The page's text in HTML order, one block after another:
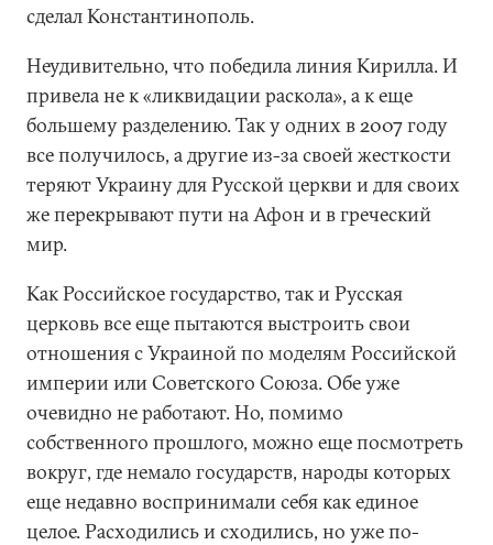
сделал Константинополь.
Неудивительно, что победила линия Кирилла. И
привела не к «ликвидации раскола», а к еще
большему разделению. Так у одних в 2007 году
все получилось, а другие из-за своей жесткости
теряют Украину для Русской церкви и для своих
же перекрывают пути на Афон и в греческий
мир.
Как Российское государство, так и Русская
церковь все еще пытаются выстроить свои
отношения с Украиной по моделям Российской
империи или Советского Союза. Обе уже
очевидно не работают. Но, помимо
собственного прошлого, можно еще посмотреть
вокруг, где немало государств, народы которых
еще недавно воспринимали себя как единое
целое. Расходились и сходились, но уже по-